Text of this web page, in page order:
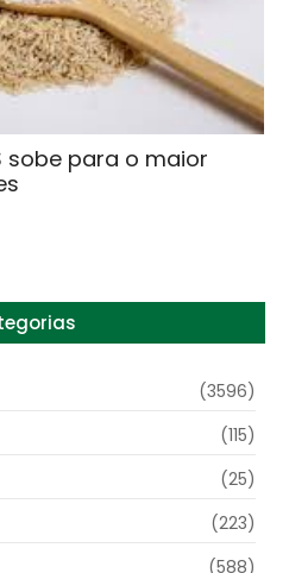
sobe para o maior
(3596)
(115)
(25)
(223)
(588)